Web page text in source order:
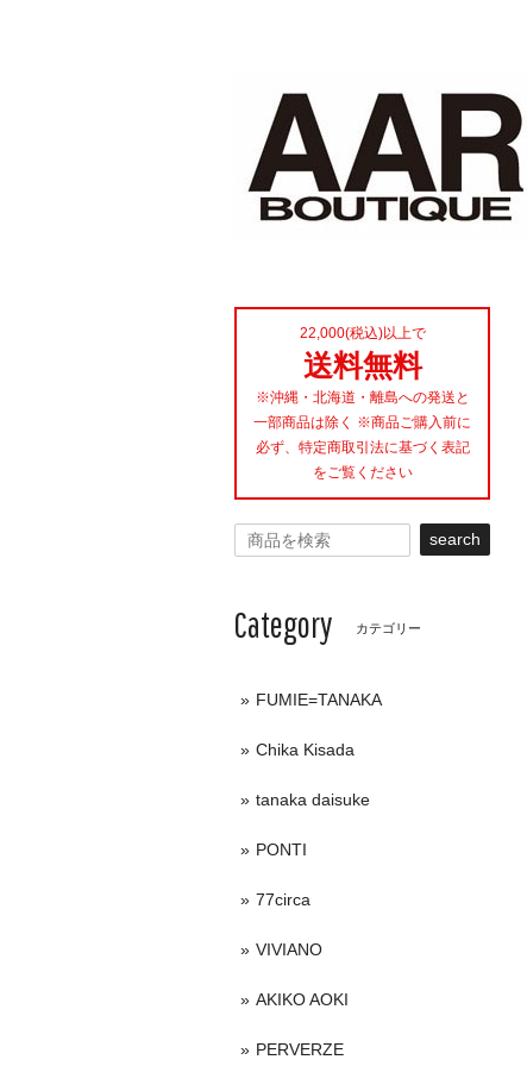
22,000(税込)以上で
送料無料
※沖縄・北海道・離島への発送と
一部商品は除く ※商品ご購入前に
必ず、特定商取引法に基づく表記
をご覧ください
search
Category カテゴリー
FUMIE=TANAKA
Chika Kisada
tanaka daisuke
PONTI
77circa
VIVIANO
AKIKO AOKI
PERVERZE